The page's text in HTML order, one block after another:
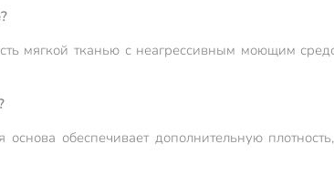
мягкой тканью с неагрессивным моющим
обеспечивает дополнительную